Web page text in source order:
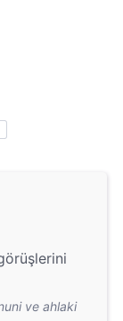
ve ahlaki